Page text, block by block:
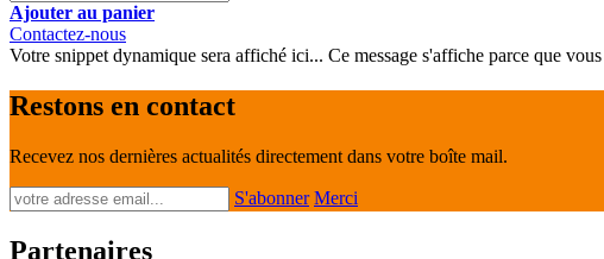
Ajouter au panier
Contactez-nous
Votre snippet dynamique sera affiché ici... Ce message s'affiche parce que
Restons en contact
Recevez nos dernières actualités directement dans votre boîte mail.
S'abonner Merci
Partenaires